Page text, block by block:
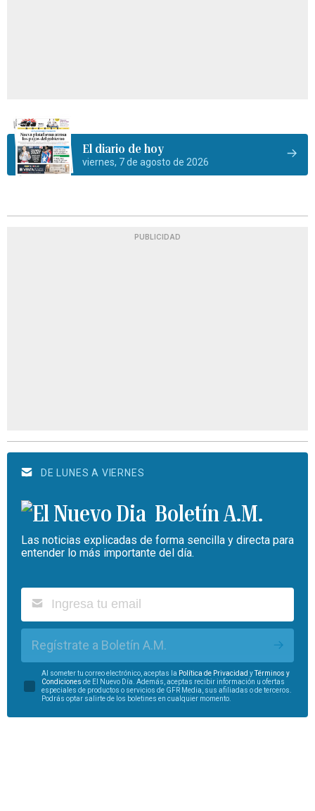
El diario de hoy
viernes, 7 de agosto de 2026
PUBLICIDAD
DE LUNES A VIERNES
Boletín A.M.
Las noticias explicadas de forma sencilla y directa para
entender lo más importante del día.
Regístrate a Boletín A.M.
Al someter tu correo electrónico, aceptas la Política de Privacidad yTérminos y
Condiciones de El Nuevo Día. Además, aceptas recibir información u ofertas
especiales de productos o servicios de GFR Media, sus afiliadas o de terceros.
Podrás optar salirte de los boletines en cualquier momento.